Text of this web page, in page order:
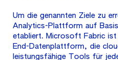
Um die genannten Ziele zu
Analytics-Plattform auf
etabliert. Microsoft Fabric ist
End-Datenplattform, die
leistungsfähige Tools für